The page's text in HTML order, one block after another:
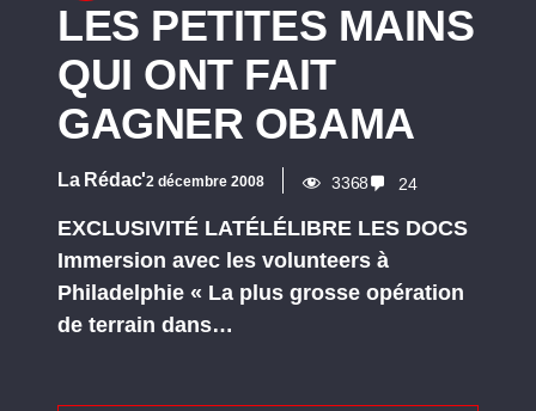
LES PETITES MAINS
QUI ONT FAIT
GAGNER OBAMA
La Rédac'2 décembre 2008 3368 24
EXCLUSIVITÉ LATÉLÉLIBRE LES DOCS
Immersion avec les volunteers à
Philadelphie « La plus grosse opération
de terrain dans…